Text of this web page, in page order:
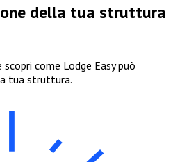
della tua struttura
come Lodge Easy può
tua struttura.